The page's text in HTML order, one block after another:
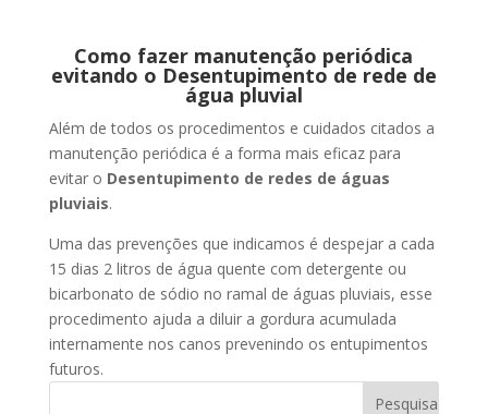
Como fazer manutenção periódica
evitando o Desentupimento de rede de
água pluvial
Além de todos os procedimentos e cuidados citados a
manutenção periódica é a forma mais eficaz para
evitar o Desentupimento de redes de águas
pluviais.
Uma das prevenções que indicamos é despejar a cada
15 dias 2 litros de água quente com detergente ou
bicarbonato de sódio no ramal de águas pluviais, esse
procedimento ajuda a diluir a gordura acumulada
internamente nos canos prevenindo os entupimentos
futuros.